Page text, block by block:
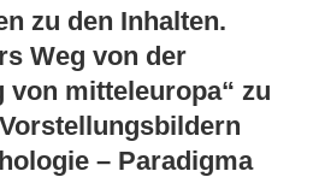
zu den Inhalten.
Weg von der
von mitteleuropa“ zu
– Paradigma